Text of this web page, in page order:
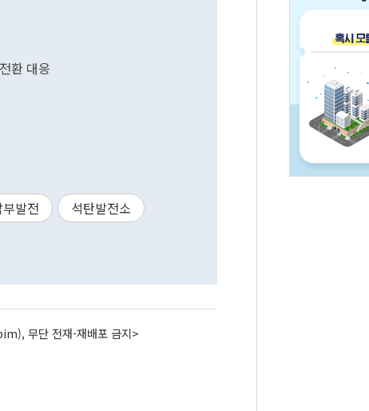
환 대응
부발전
석탄발전소
무단 전재-재배포 금지>